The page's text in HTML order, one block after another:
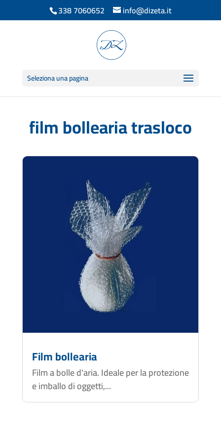
338 7060652 info@dizeta.it
Seleziona una pagina
film bollearia trasloco
Film bollearia
Film a bolle d'aria. Ideale per la protezione
e imballo di oggetti,...